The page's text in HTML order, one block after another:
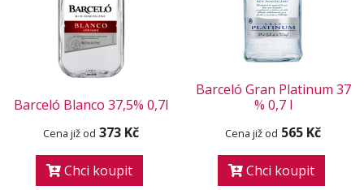
Barceló Blanco 37,5% 0,7l
Cena již od 373 Kč
Chci koupit
Barceló Gran Platinum 37
% 0,7 l
Cena již od 565 Kč
Chci koupit